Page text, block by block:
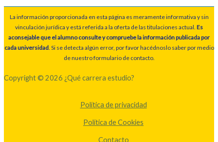
La información proporcionada en esta página es meramente informativa y sin
vinculación jurídica y está referida a la oferta de las titulaciones actual. Es
aconsejable que el alumno consulte y compruebe la información publicada por
cada universidad. Si se detecta algún error, por favor hacédnoslo saber por medio
de nuestro formulario de contacto.
Copyright © 2026 ¿Qué carrera estudio?
Política de privacidad
Política de Cookies
Contacto